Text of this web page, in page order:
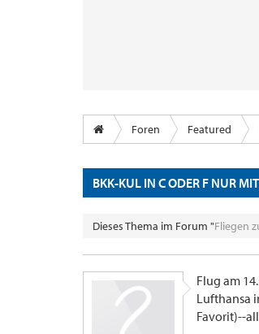
Foren Featured
BKK-KUL IN C ODER F NUR
Dieses Thema im Forum "Fliegen
Flug am
Lufthansa
Favorit)--